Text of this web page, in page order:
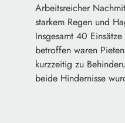
Arbeitsreicher
starkem Regen und
Insgesamt 40
betroffen waren
kurzzeitig zu
beide Hindernisse